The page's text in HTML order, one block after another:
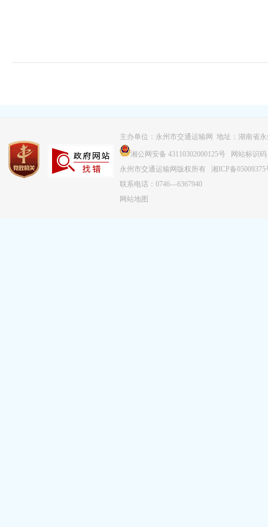
主办单位：永州市交通运输网 地址：湖南省
湘公网安备 43110302000125号 网站标识码
永州市交通运输网版权所有 湘ICP备05009375
联系电话：0746—6367940
网站地图